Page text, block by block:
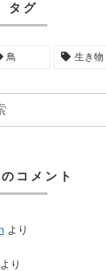
タグ
鳥 生き物
コメント
より
より